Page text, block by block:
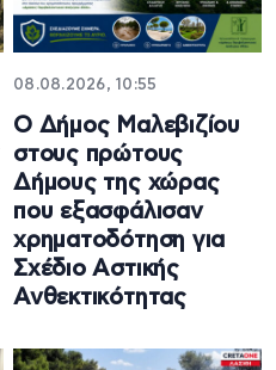
08.08.2026, 10:55
Ο Δήμος Μαλεβιζίου
στους πρώτους
Δήμους της χώρας
που εξασφάλισαν
χρηματοδότηση για
Σχέδιο Αστικής
Ανθεκτικότητας